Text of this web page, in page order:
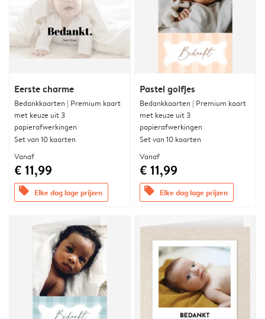
Eerste charme
Bedankkaarten | Premium kaart
met keuze uit 3
papierafwerkingen
Set van 10 kaarten
Vanaf
€ 11,99
offers Elke dag lage prijzen
Pastel golfjes
Bedankkaarten | Premium kaart
met keuze uit 3
papierafwerkingen
Set van 10 kaarten
Vanaf
€ 11,99
offers Elke dag lage prijzen